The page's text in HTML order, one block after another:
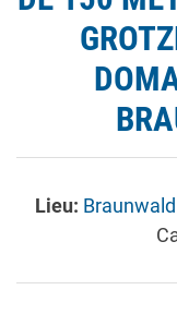
Lieu: